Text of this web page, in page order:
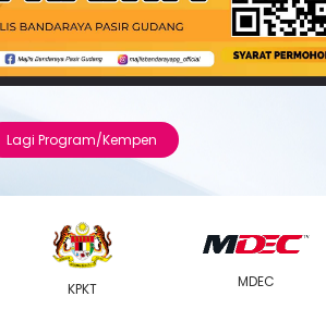
Lagi Program/Kempen
KPKT MDEC